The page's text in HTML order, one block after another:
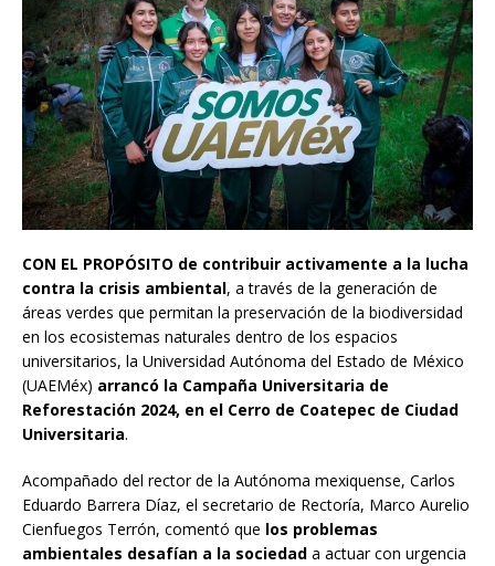
CON EL PROPÓSITO de contribuir activamente a la lucha
contra la crisis ambiental, a través de la generación de
áreas verdes que permitan la preservación de la biodiversidad
en los ecosistemas naturales dentro de los espacios
universitarios, la Universidad Autónoma del Estado de México
(UAEMéx) arrancó la Campaña Universitaria de
Reforestación 2024, en el Cerro de Coatepec de Ciudad
Universitaria.
Acompañado del rector de la Autónoma mexiquense, Carlos
Eduardo Barrera Díaz, el secretario de Rectoría, Marco Aurelio
Cienfuegos Terrón, comentó que los problemas
ambientales desafían a la sociedad a actuar con urgencia